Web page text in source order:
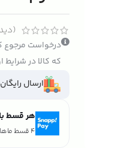
درخواست مرجوع
که کالا در
ارسال رایگان
هر قسط
4 قسط ماهانه. بدون سود، چک و ضامن.